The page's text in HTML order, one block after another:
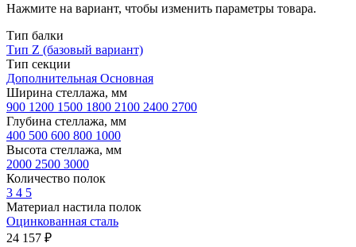
Нажмите на вариант, чтобы изменить параметры товара.
Тип балки
Тип Z (базовый вариант)
Тип секции
Дополнительная Основная
Ширина стеллажа, мм
900 1200 1500 1800 2100 2400 2700
Глубина стеллажа, мм
400 500 600 800 1000
Высота стеллажа, мм
2000 2500 3000
Количество полок
3 4 5
Материал настила полок
Оцинкованная сталь
24 157 ₽